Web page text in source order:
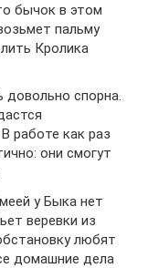
бычок в этом
пальму
Кролика
спорна.
работе как раз
они смогут
у Быка нет
веревки из
любят
домашние дела